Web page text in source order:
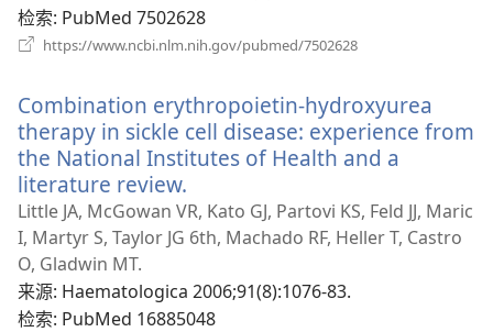
检索‎: PubMed 7502628
https://www.ncbi.nlm.nih.gov/pubmed/7502628
窗
口）
Combination erythropoietin-hydroxyurea
therapy in sickle cell disease: experience from
the National Institutes of Health and a
literature review.
开
新
口）
Little JA, McGowan VR, Kato GJ, Partovi KS, Feld JJ, Maric
I, Martyr S, Taylor JG 6th, Machado RF, Heller T, Castro
O, Gladwin MT.
来源‎: Haematologica 2006;91(8):1076-83.
检索‎: PubMed 16885048